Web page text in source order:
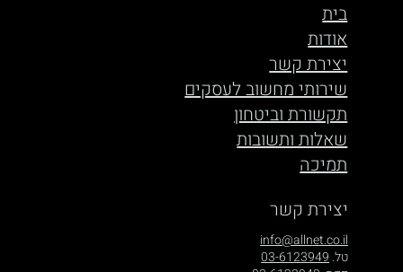
בית
אודות
יצירת קשר
שירותי מחשוב לעסקים
תקשורת וביטחון
שאלות ותשובות
תמיכה
info@allnet.co.il
טל. 03-6123949
יצירת קשר